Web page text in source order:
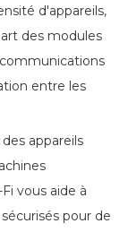
d'appareils,
des modules
entre les
appareils
vous aide à
pour de